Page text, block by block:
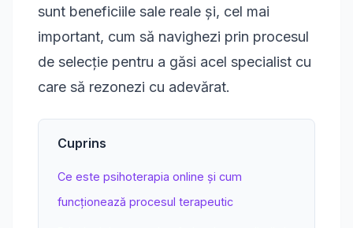
sunt beneficiile sale reale și, cel mai
important, cum să navighezi prin procesul
de selecție pentru a găsi acel specialist cu
care să rezonezi cu adevărat.
Cuprins
Ce este psihoterapia online și cum
funcționează procesul terapeutic